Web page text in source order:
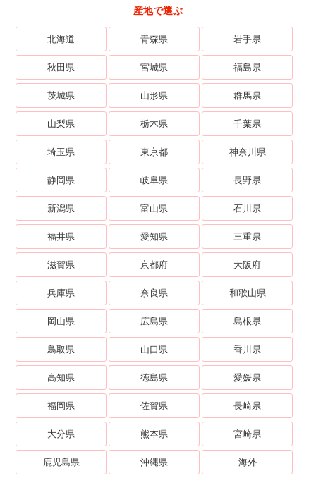
産地で選ぶ
北海道 青森県 岩手県
秋田県 宮城県 福島県
茨城県 山形県 群馬県
山梨県 栃木県 千葉県
埼玉県 東京都 神奈川県
静岡県 岐阜県 長野県
新潟県 富山県 石川県
福井県 愛知県 三重県
滋賀県 京都府 大阪府
兵庫県 奈良県 和歌山県
岡山県 広島県 島根県
鳥取県 山口県 香川県
高知県 徳島県 愛媛県
福岡県 佐賀県 長崎県
大分県 熊本県 宮崎県
鹿児島県 沖縄県 海外